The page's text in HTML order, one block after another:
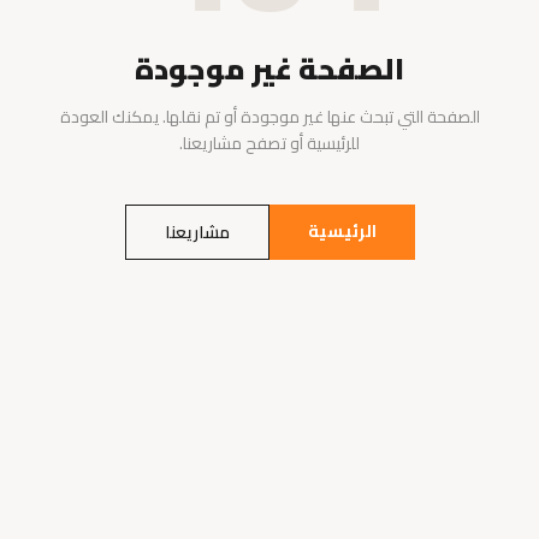
الصفحة غير موجودة
الصفحة التي تبحث عنها غير موجودة أو تم نقلها. يمكنك العودة
للرئيسية أو تصفح مشاريعنا.
الرئيسية مشاريعنا